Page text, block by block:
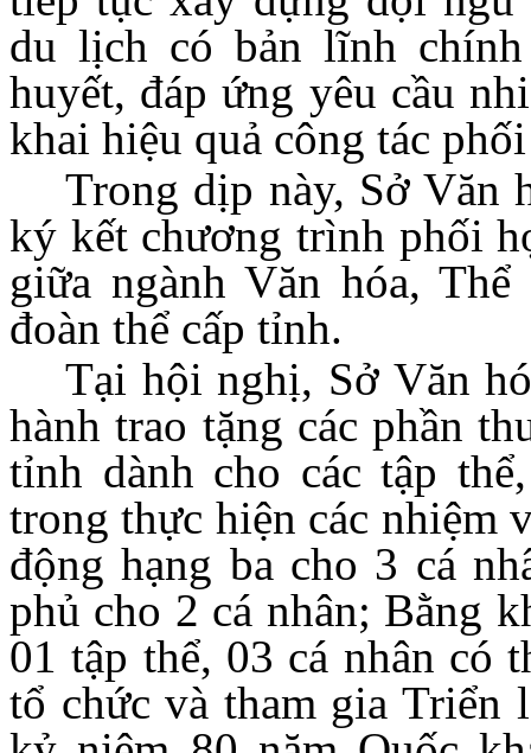
du lịch có bản lĩnh
huyết, đáp ứng yêu cầu
khai hiệu quả công tác
Trong dịp này, Sở Văn
ký kết chương trình phối
giữa ngành Văn hóa,
đoàn thể cấp tỉnh.
Tại hội nghị, Sở Văn
hành trao tặng các phần
tỉnh dành cho các tập
trong thực hiện các nhiệm
động hạng ba cho 3 cá
phủ cho 2 cá nhân; Bằng
01 tập thể, 03 cá nhân có
tổ chức và tham gia Triển